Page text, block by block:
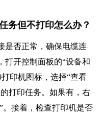
务但不打印怎么办？
是否正常，确保电缆连
打开控制面板的“设备和
印机图标，选择“查看
打印任务。如果有，右
。接着，检查打印机是否